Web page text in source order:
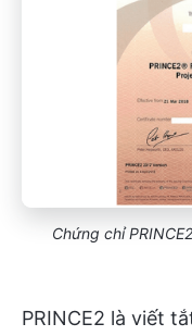
Chứng chỉ
PRINCE2 là viết